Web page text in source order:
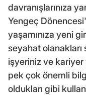
davranışlarınıza
Yengeç
yaşamınıza yeni
seyahat
işyeriniz ve kariyer
pek çok önemli
oldukları gibi